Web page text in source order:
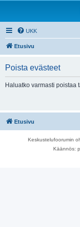
UKK
Etusivu
Poista evästeet
Haluatko varmasti poistaa
Etusivu
Keskustelufoorumin
Käännös: